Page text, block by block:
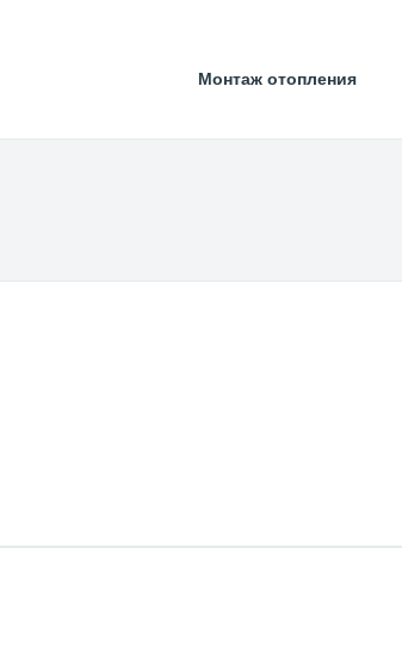
Монтаж отопления